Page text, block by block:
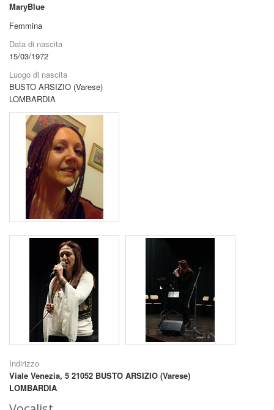
MaryBlue
Femmina
Data di nascita
15/03/1972
Luogo di nascita
BUSTO ARSIZIO (Varese)
LOMBARDIA
Indirizzo
Viale Venezia, 5 21052 BUSTO ARSIZIO (Varese)
LOMBARDIA